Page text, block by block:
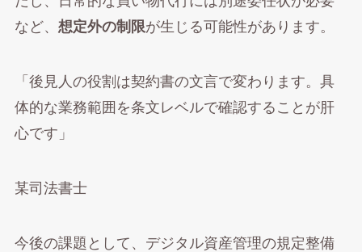
など、 想定外の制限が生じる可能性があります。
「後見人の役割は契約書の文言で変わります。具
体的な業務範囲を条文レベルで確認することが肝
心です」
某司法書士
今後の課題として、デジタル資産管理の規定整備